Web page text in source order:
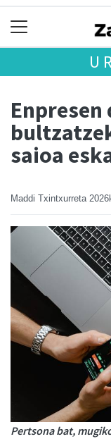
saioa
Maddi Txintxurreta
Pertsona bat,